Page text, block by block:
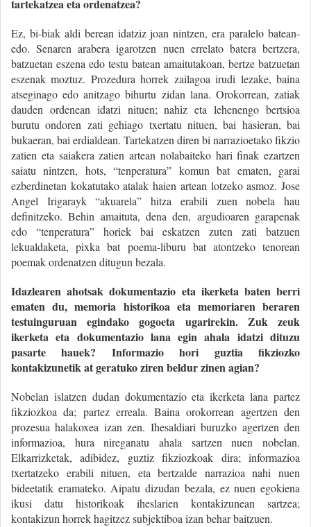
tartekatzea eta ordenatzea?
Ez, bi-biak aldi berean idatziz joan nintzen, era paralelo batean-
edo. Senaren arabera igarotzen nuen errelato batera bertzera,
batzuetan eszena edo testu batean amaitutakoan, bertze batzuetan
eszenak moztuz. Prozedura horrek zailagoa irudi lezake, baina
atseginago edo anitzago bihurtu zidan lana. Orokorrean, zatiak
dauden ordenean idatzi nituen; nahiz eta lehenengo bertsioa
burutu ondoren zati gehiago txertatu nituen, bai hasieran, bai
bukaeran, bai erdialdean. Tartekatzen diren bi narrazioetako fikzio
zatien eta saiakera zatien artean nolabaiteko hari finak ezartzen
saiatu nintzen, hots, “tenperatura” komun bat ematen, garai
ezberdinetan kokatutako atalak haien artean lotzeko asmoz. Jose
Angel Irigarayk “akuarela” hitza erabili zuen nobela hau
definitzeko. Behin amaituta, dena den, argudioaren garapenak
edo “tenperatura” horiek bai eskatzen zuten zati batzuen
lekualdaketa, pixka bat poema-liburu bat atontzeko tenorean
poemak ordenatzen ditugun bezala.
Idazlearen ahotsak dokumentazio eta ikerketa baten berri
ematen du, memoria historikoa eta memoriaren beraren
testuinguruan egindako gogoeta ugarirekin. Zuk zeuk
ikerketa eta dokumentazio lana egin ahala idatzi dituzu
pasarte hauek? Informazio hori guztia fikziozko
kontakizunetik at geratuko ziren beldur zinen agian?
Nobelan islatzen dudan dokumentazio eta ikerketa lana partez
fikziozkoa da; partez erreala. Baina orokorrean agertzen den
prozesua halakoxea izan zen. Ihesaldiari buruzko agertzen den
informazioa, hura nireganatu ahala sartzen nuen nobelan.
Elkarrizketak, adibidez, guztiz fikziozkoak dira; informazioa
txertatzeko erabili nituen, eta bertzalde narrazioa nahi nuen
bideetatik eramateko. Aipatu dizudan bezala, ez nuen egokiena
ikusi datu historikoak iheslarien kontakizunean sartzea;
kontakizun horrek hagitzez subjektiboa izan behar baitzuen.